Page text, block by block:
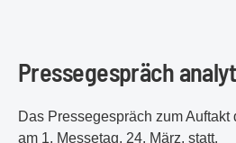
Pressegespräch
Das Pressegespräch zum Auftakt
am 1. Messetag, 24. März, statt.